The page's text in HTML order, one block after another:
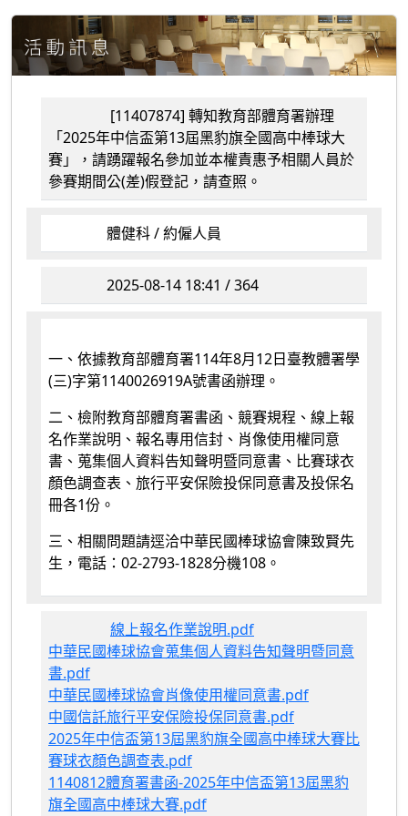
[11407874] 轉知教育部體育署辦理
「2025年中信盃第13屆黑豹旗全國高中棒球大
賽」，請踴躍報名參加並本權責惠予相關人員於
參賽期間公(差)假登記，請查照。
體健科 / 約僱人員
2025-08-14 18:41 / 364
一、依據教育部體育署114年8月12日臺教體署學
(三)字第1140026919A號書函辦理。
二、檢附教育部體育署書函、競賽規程、線上報
名作業說明、報名專用信封、肖像使用權同意
書、蒐集個人資料告知聲明暨同意書、比賽球衣
顏色調查表、旅行平安保險投保同意書及投保名
冊各1份。
三、相關問題請逕洽中華民國棒球協會陳致賢先
生，電話：02-2793-1828分機108。
線上報名作業說明.pdf
中華民國棒球協會蒐集個人資料告知聲明暨同意
書.pdf
中華民國棒球協會肖像使用權同意書.pdf
中國信託旅行平安保險投保同意書.pdf
2025年中信盃第13屆黑豹旗全國高中棒球大賽比
賽球衣顏色調查表.pdf
1140812體育署書函-2025年中信盃第13屆黑豹
旗全國高中棒球大賽.pdf